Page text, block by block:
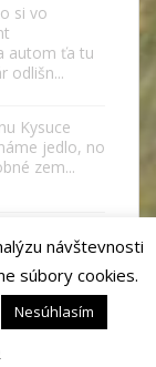
si vo
autom ťa tu
odlišn...
Kysuce
jedlo, no
zem...
návštevnosti
súbory cookies.
Nesúhlasím